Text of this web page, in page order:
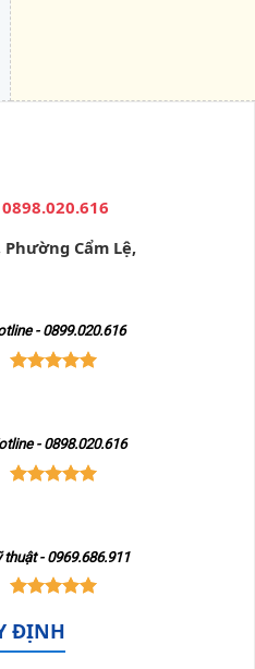
Phường Cẩm Lệ,
- 0899.020.616
- 0898.020.616
thuật - 0969.686.911
ĐỊNH